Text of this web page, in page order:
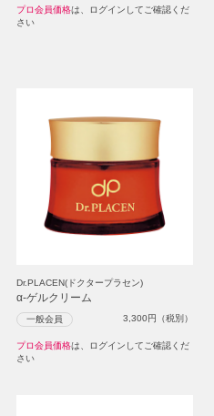
プロ会員価格は、ログインしてご確認くだ
さい
Dr.PLACEN(ドクタープラセン)
α-ゲルクリーム
一般会員 3,300円（税別）
プロ会員価格は、ログインしてご確認くだ
さい